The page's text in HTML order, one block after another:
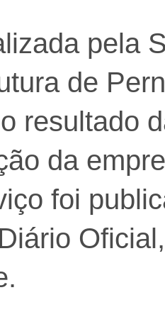
pela
de
resultado
da
foi